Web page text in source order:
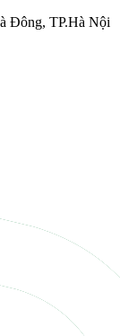
Đông, TP.Hà Nội